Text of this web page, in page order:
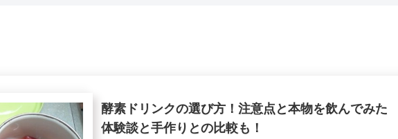
酵素ドリンクの選び方！注意点と本物を飲んでみた
体験談と手作りとの比較も！